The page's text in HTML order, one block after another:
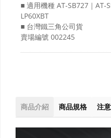
■ 適用機種 AT-SB727｜AT-
LP60XBT
■ 台灣鐵三角公司貨
賣場編號 002245
商品介紹 商品規格 注